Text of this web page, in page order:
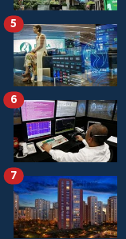
5
6
7